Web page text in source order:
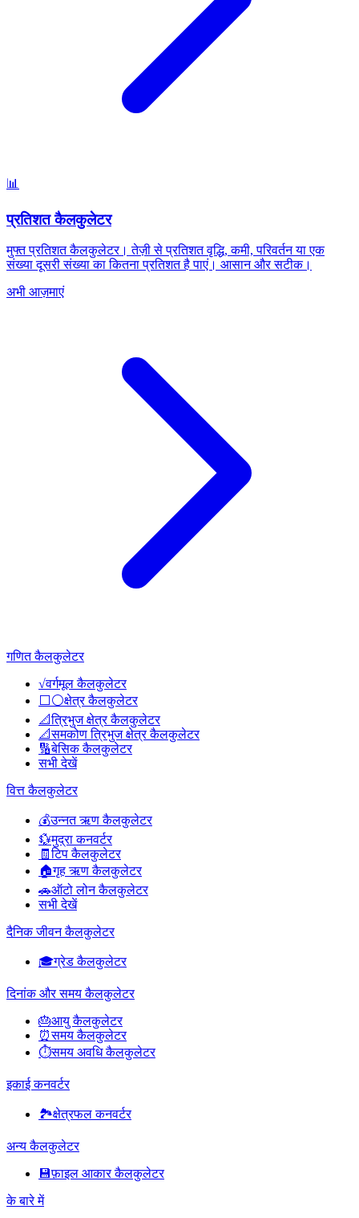
📊
प्रतिशत कैलकुलेटर
मुफ्त प्रतिशत कैलकुलेटर। तेज़ी से प्रतिशत वृद्धि, कमी, परिवर्तन या एक
संख्या दूसरी संख्या का कितना प्रतिशत है पाएं। आसान और सटीक।
अभी आज़माएं
गणित कैलकुलेटर
√वर्गमूल कैलकुलेटर
⬜⚪क्षेत्र कैलकुलेटर
📐त्रिभुज क्षेत्र कैलकुलेटर
📐समकोण त्रिभुज क्षेत्र कैलकुलेटर
🔢बेसिक कैलकुलेटर
सभी देखें
वित्त कैलकुलेटर
💰उन्नत ऋण कैलकुलेटर
💱मुद्रा कनवर्टर
🧾टिप कैलकुलेटर
🏠गृह ऋण कैलकुलेटर
🚗ऑटो लोन कैलकुलेटर
सभी देखें
दैनिक जीवन कैलकुलेटर
🎓ग्रेड कैलकुलेटर
दिनांक और समय कैलकुलेटर
🎂आयु कैलकुलेटर
⏰समय कैलकुलेटर
⏱️समय अवधि कैलकुलेटर
इकाई कनवर्टर
🏞️क्षेत्रफल कनवर्टर
अन्य कैलकुलेटर
💾फ़ाइल आकार कैलकुलेटर
के बारे में